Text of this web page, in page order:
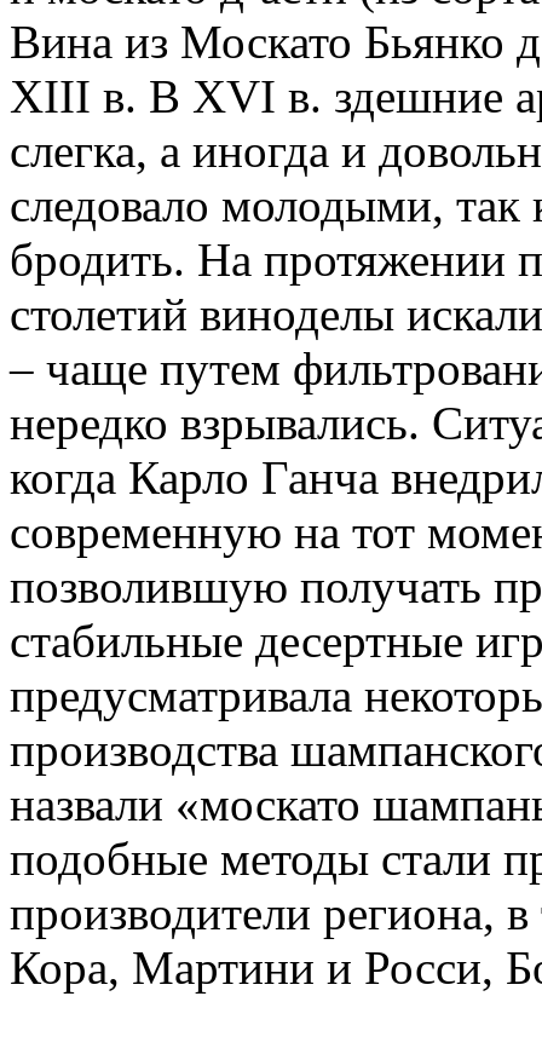
Вина из Москато Бьянко
XIII в. В XVI в. здешние
слегка, а иногда и
следовало молодыми, так
бродить. На протяжении
столетий виноделы
– чаще путем
нередко взрывались.
когда Карло Ганча
современную на тот
позволившую получать
стабильные десертные
предусматривала
производства
назвали «москато
подобные методы стали
производители региона,
Кора, Мартини и Росси,